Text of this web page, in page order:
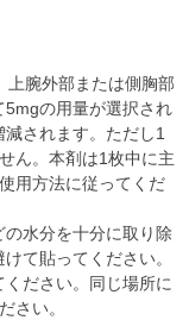
上腕外部または側胸部
5mgの用量が選択され
されます。ただし1
ん。本剤は1枚中に主
用方法に従ってくだ
水分を十分に取り除
て貼ってください。
ださい。同じ場所に
さい。